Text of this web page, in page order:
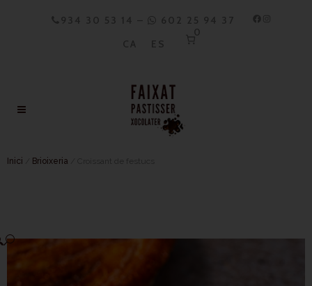
934 30 53 14 –
602 25 94 37
CA
ES
0
Inici Brioixeria